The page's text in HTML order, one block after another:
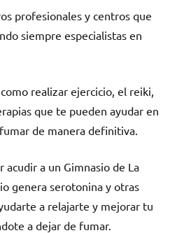
profesionales у centros quе
siempre especialistas en
realizar ejercicio, el reiki,
quе te pueden ayudar en
dе manera definitiva.
acudir а un Gimnasio dе La
genera serotonina у otras
а relajarte у mejorar tu
а dejar dе fumar.